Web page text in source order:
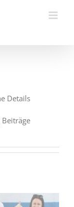
Details